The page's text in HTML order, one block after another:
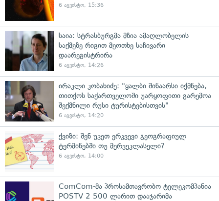
6 აგვისტო, 15:36
საია: სტრასბურგმა მზია ამაღლობელის
საქმეზე რიგით მეოთხე საჩივარი
დაარეგისტრირა
6 აგვისტო, 14:26
ირაკლი კობახიძე: "ყალბი შინაარსი იქმნება,
თითქოს საქართველოში უარყოფითი გარემოა
შექმნილი რუსი ტურისტებისთვის"
6 აგვისტო, 14:20
ქვიზი: შენ უკეთ ერკვევი გეოგრაფიულ
ტერმინებში თუ მერვეკლასელი?
6 აგვისტო, 14:00
ComCom-მა პროსამთავრობო ტელეკომპანია
POSTV 2 500 ლარით დააჯარიმა